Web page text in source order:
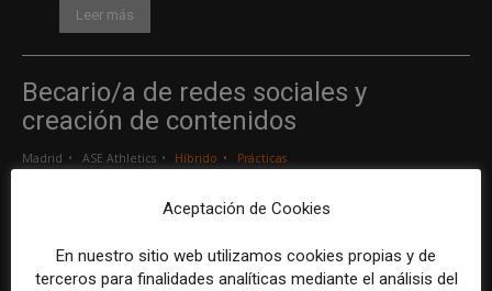
Leer más
Becario/a de redes sociales y
creación de contenidos
Madrid ASE Athletics Híbrido Prácticas
Creador/a de contenidos
Barcelona Gods Brand Indefinido Tiempo completo
Aceptación de Cookies
En nuestro sitio web utilizamos cookies propias y de
terceros para finalidades analíticas mediante el análisis del